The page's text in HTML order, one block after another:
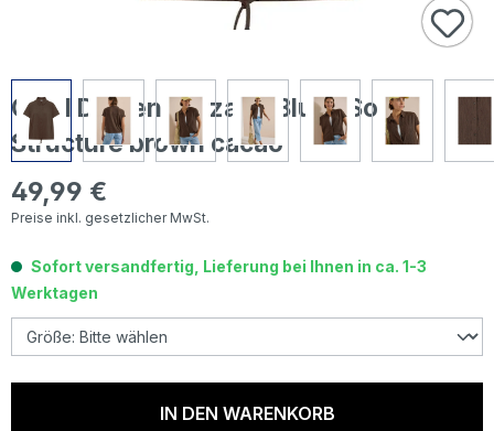
Cecil Damen Kurzarm Bluse Solid
Structure brown cacao
Regulärer Preis:
49,99 €
Preise inkl. gesetzlicher MwSt.
Sofort versandfertig, Lieferung bei Ihnen in ca. 1-3
Werktagen
IN DEN WARENKORB